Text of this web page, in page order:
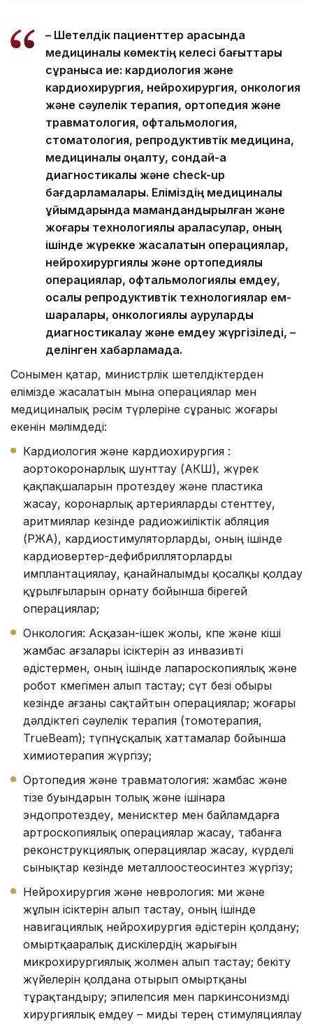
– Шетелдік пациенттер арасында
медициналық көмектің келесі бағыттары
сұранысқа ие: кардиология және
кардиохирургия, нейрохирургия, онкология
және сәулелік терапия, ортопедия және
травматология, офтальмология,
стоматология, репродуктивтік медицина,
медициналық оңалту, сондай-ақ
диагностикалық және check-up
бағдарламалары. Еліміздің медициналық
ұйымдарында мамандандырылған және
жоғары технологиялық араласулар, оның
ішінде жүрекке жасалатын операциялар,
нейрохирургиялық және ортопедиялық
операциялар, офтальмологиялық емдеу,
қосалқы репродуктивтік технологиялар ем-
шаралары, онкологиялық ауруларды
диагностикалау және емдеу жүргізіледі, –
делінген хабарламада.
Сонымен қатар, министрлік шетелдіктерден
елімізде жасалатын мына операциялар мен
медициналық рәсім түрлеріне сұраныс жоғары
екенін мәлімдеді:
Кардиология және кардиохирургия :
аортокоронарлық шунттау (АКШ), жүрек
қақпақшаларын протездеу және пластика
жасау, коронарлық артерияларды стенттеу,
аритмиялар кезінде радиожиіліктік абляция
(РЖА), кардиостимуляторларды, оның ішінде
кардиовертер-дефибрилляторларды
имплантациялау, қанайналымды қосалқы қолдау
құрылғыларын орнату бойынша бірегей
операциялар;
Онкология: Асқазан-ішек жолы, өкпе және кіші
жамбас ағзалары ісіктерін аз инвазивті
әдістермен, оның ішінде лапароскопиялық және
робот көмегімен алып тастау; сүт безі обыры
кезінде ағзаны сақтайтын операциялар; жоғары
дәлдіктегі сәулелік терапия (томотерапия,
TrueBeam); түпнұсқалық хаттамалар бойынша
химиотерапия жүргізу;
Ортопедия және травматология: жамбас және
тізе буындарын толық және ішінара
эндопротездеу, менисктер мен байламдарға
артроскопиялық операциялар жасау, табанға
реконструкциялық операциялар жасау, күрделі
сынықтар кезінде металлоостеосинтез жүргізу;
Нейрохирургия және неврология: ми және
жұлын ісіктерін алып тастау, оның ішінде
навигациялық нейрохирургия әдістерін қолдану;
омыртқааралық дискілердің жарығын
микрохирургиялық жолмен алып тастау; бекіту
жүйелерін қолдана отырып омыртқаны
тұрақтандыру; эпилепсия мен паркинсонизмді
хирургиялық емдеу – миды терең стимуляциялау